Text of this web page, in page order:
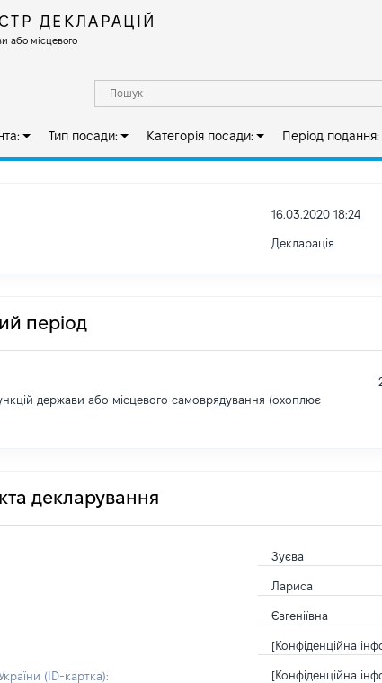
ДЕКЛАРАЦІЙ
або місцевого
Тип посади: Категорія посади: Період подання:
16.03.2020 18:24
Декларація
період
держави або місцевого самоврядування (охоплює
декларування
Зуєва
Лариса
Євгеніївна
[Конфіденційна
(ID-картка): [Конфіденційна